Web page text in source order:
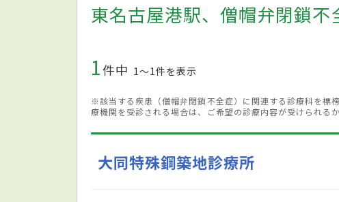
東名古屋港駅、僧帽弁閉鎖不
1件中 1〜1件を表示
※該当する疾患（僧帽弁閉鎖不全症）に関連する診療科を標
療機関を受診される場合は、ご希望の診療内容が受けられる
大同特殊鋼築地診療所